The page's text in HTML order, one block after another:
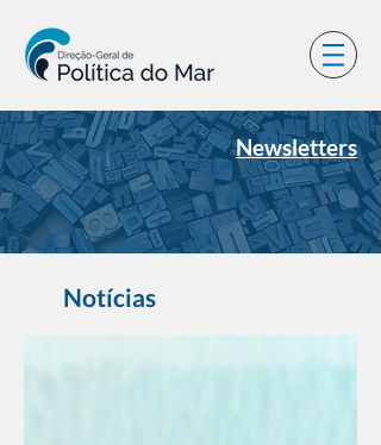
Newsletters
Notícias